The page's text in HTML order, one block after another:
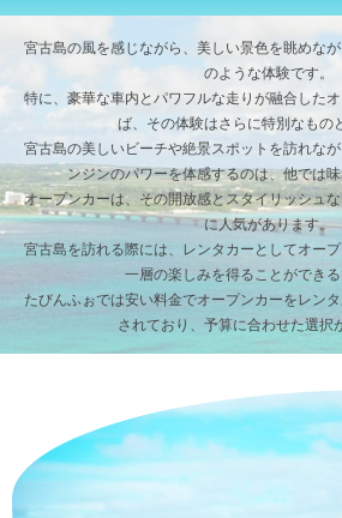
宮古島の風を感じながら、美しい景色を眺めな
のような体験です。
特に、豪華な車内とパワフルな走りが融合した
ば、その体験はさらに特別なもの
宮古島の美しいビーチや絶景スポットを訪れな
ンジンのパワーを体感するのは、他では
オープンカーは、その開放感とスタイリッシュ
に人気があります。
宮古島を訪れる際には、レンタカーとしてオー
一層の楽しみを得ることができる
たびんふぉでは安い料金でオープンカーをレン
されており、予算に合わせた選択